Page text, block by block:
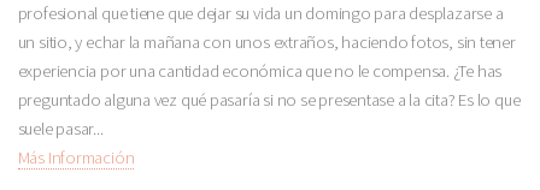
profesional que tiene que dejar su vida un domingo para desplazarse a
un sitio, y echar la mañana con unos extraños, haciendo fotos, sin tener
experiencia por una cantidad económica que no le compensa. ¿Te has
preguntado alguna vez qué pasaría si no se presentase a la cita? Es lo que
suele pasar...
Más Información